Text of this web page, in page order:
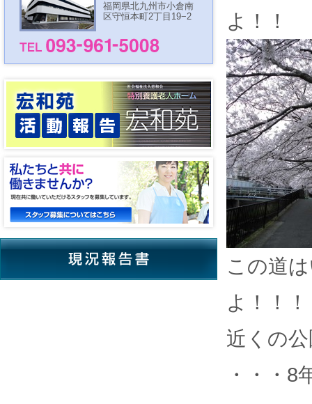
福岡県北九州市小倉南
区守恒本町2丁目19−2
よ！！
この道
よ！！！
近くの
・・・8